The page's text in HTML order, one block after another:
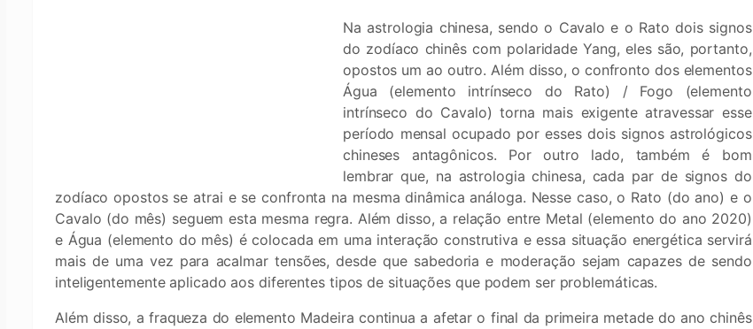
Na astrologia chinesa, sendo o Cavalo e o Rato dois signos
do zodíaco chinês com polaridade Yang, eles são, portanto,
opostos um ao outro. Além disso, o confronto dos elementos
Água (elemento intrínseco do Rato) / Fogo (elemento
intrínseco do Cavalo) torna mais exigente atravessar esse
período mensal ocupado por esses dois signos astrológicos
chineses antagônicos. Por outro lado, também é bom
lembrar que, na astrologia chinesa, cada par de signos do
zodíaco opostos se atrai e se confronta na mesma dinâmica análoga. Nesse caso, o Rato (do ano) e o
Cavalo (do mês) seguem esta mesma regra. Além disso, a relação entre Metal (elemento do ano 2020)
e Água (elemento do mês) é colocada em uma interação construtiva e essa situação energética servirá
mais de uma vez para acalmar tensões, desde que sabedoria e moderação sejam capazes de sendo
inteligentemente aplicado aos diferentes tipos de situações que podem ser problemáticas.
Além disso, a fraqueza do elemento Madeira continua a afetar o final da primeira metade do ano chinês